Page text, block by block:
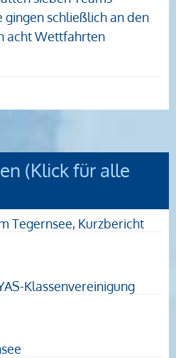
schließlich an den
acht Wettfahrten
(Klick für alle
Tegernsee, Kurzbericht
Klassenvereinigung